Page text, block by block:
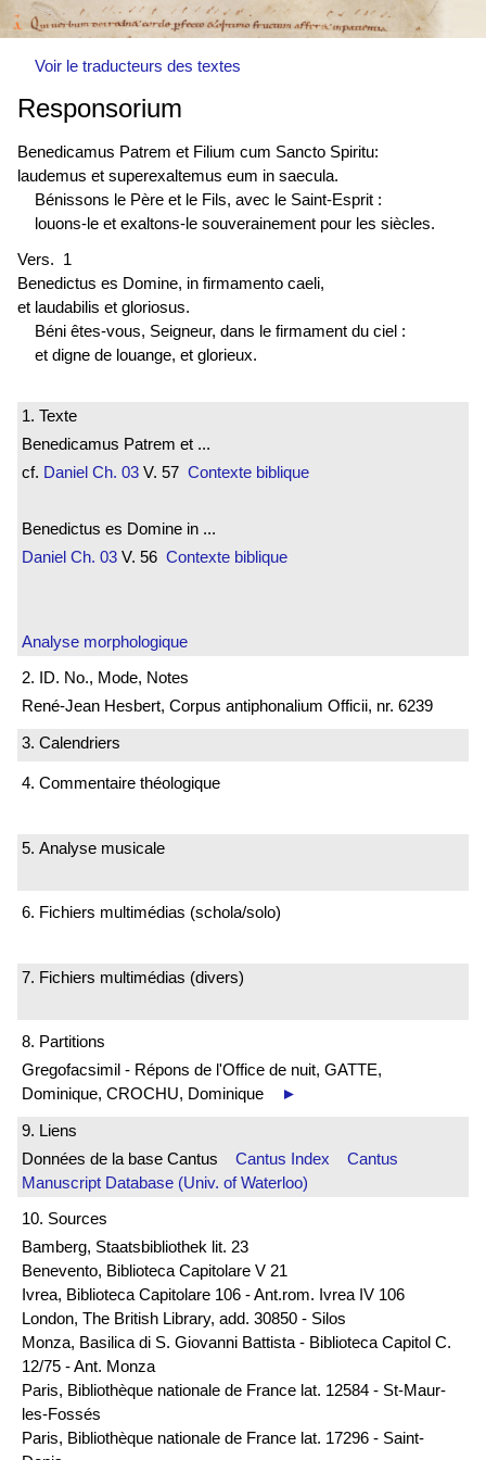
Voir le traducteurs des textes
Responsorium
Benedicamus Patrem et Filium cum Sancto Spiritu:
laudemus et superexaltemus eum in saecula.
Bénissons le Père et le Fils, avec le Saint-Esprit :
louons-le et exaltons-le souverainement pour les siècles.
Vers. 1
Benedictus es Domine, in firmamento caeli,
et laudabilis et gloriosus.
Béni êtes-vous, Seigneur, dans le firmament du ciel :
et digne de louange, et glorieux.
1. Texte
Benedicamus Patrem et ...
cf. Daniel Ch. 03 V. 57 Contexte biblique
Benedictus es Domine in ...
Daniel Ch. 03 V. 56 Contexte biblique
Analyse morphologique
2. ID. No., Mode, Notes
René-Jean Hesbert, Corpus antiphonalium Officii, nr. 6239
3. Calendriers
4. Commentaire théologique
5. Analyse musicale
6. Fichiers multimédias (schola/solo)
7. Fichiers multimédias (divers)
8. Partitions
Gregofacsimil - Répons de l'Office de nuit, GATTE,
Dominique, CROCHU, Dominique
►
9. Liens
Données de la base Cantus Cantus Index
Cantus
Manuscript Database (Univ. of Waterloo)
10. Sources
Bamberg, Staatsbibliothek lit. 23
Benevento, Biblioteca Capitolare V 21
Ivrea, Biblioteca Capitolare 106 - Ant.rom. Ivrea IV 106
London, The British Library, add. 30850 - Silos
Monza, Basilica di S. Giovanni Battista - Biblioteca Capitol C.
12/75 - Ant. Monza
Paris, Bibliothèque nationale de France lat. 12584 - St-Maur-
les-Fossés
Paris, Bibliothèque nationale de France lat. 17296 - Saint-